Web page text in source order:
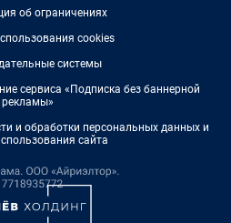
об ограничениях
cookies
системы
сервиса «Подписка без баннерной
рекламы»
и обработки персональных данных и
сайта